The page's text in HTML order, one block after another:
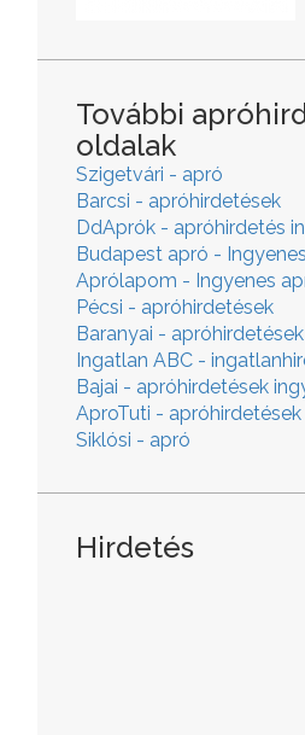
További
oldalak
Szigetvári - apró
Barcsi - apróhirdetések
DdAprók - apróhirdetés
Budapest apró -
Aprólapom - Ingyenes
Pécsi - apróhirdetések
Baranyai - apróhirdetések
Ingatlan ABC -
Bajai - apróhirdetések
AproTuti - apróhirdetések
Siklósi - apró
Hirdetés